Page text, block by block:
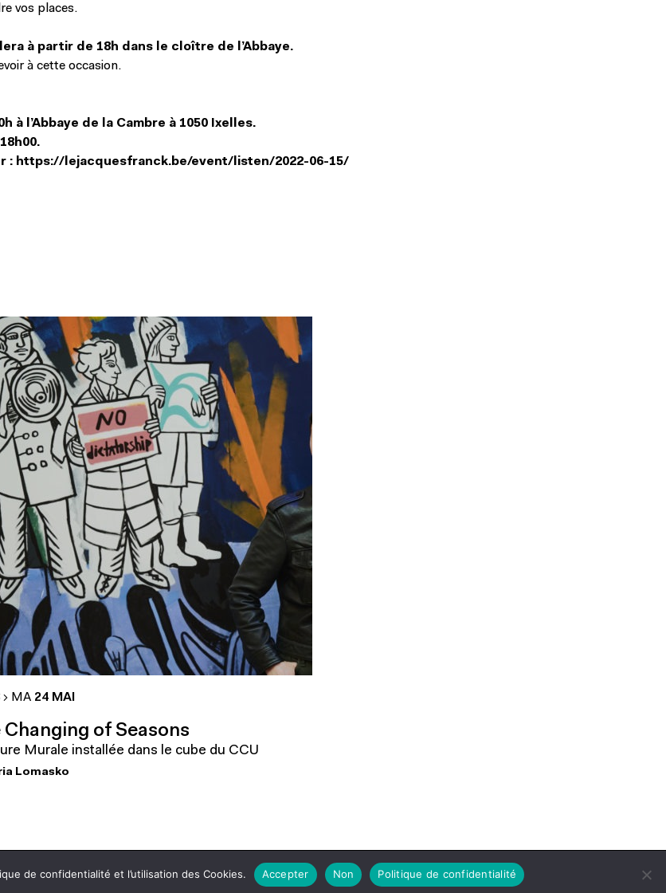
vos places.
à partir de 18h dans le cloître de l’Abbaye.
à cette occasion.
à l’Abbaye de la Cambre à 1050 Ixelles.
: https://lejacquesfranck.be/event/listen/2022-06-15/
MA 24 MAI
Changing of Seasons
Murale installée dans le cube du CCU
Lomasko
billetterie
de confidentialité et l’utilisation des Cookies. Accepter Non Politique de confidentialité